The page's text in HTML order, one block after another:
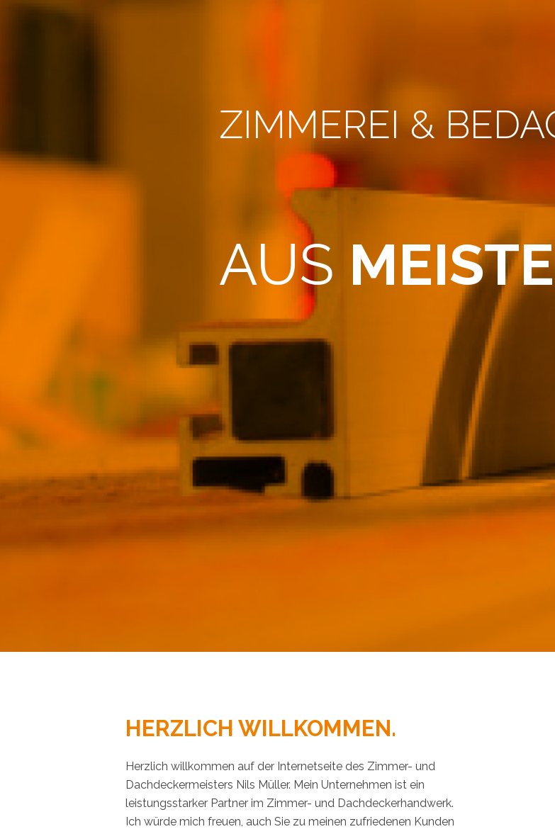
ZIMMEREI &
AUS
HERZLICH WILLKOMMEN.
Herzlich willkommen auf der Internetseite des Zimmer- und
Dachdeckermeisters Nils Müller. Mein Unternehmen ist ein
leistungsstarker Partner im Zimmer- und Dachdeckerhandwerk.
Ich würde mich freuen, auch Sie zu meinen zufriedenen Kunden